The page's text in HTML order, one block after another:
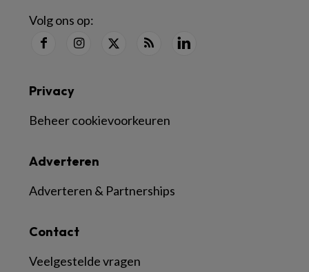
Volg ons op:
Contact
Veelgestelde vragen
Adverteren
Adverteren & Partnerships
Privacy
Beheer cookievoorkeuren